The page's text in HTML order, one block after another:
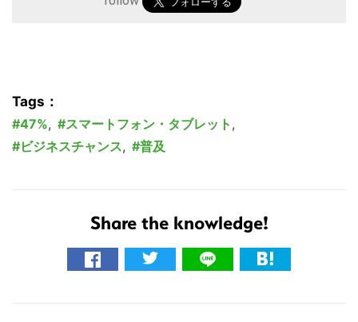
Tags：
47%, スマートフォン・タブレット ,
ビジネスチャンス, 普及
Share the knowledge!